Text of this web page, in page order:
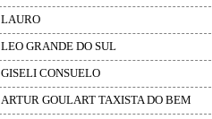
LAURO
LEO GRANDE DO SUL
GISELI CONSUELO
ARTUR GOULART TAXISTA DO BEM